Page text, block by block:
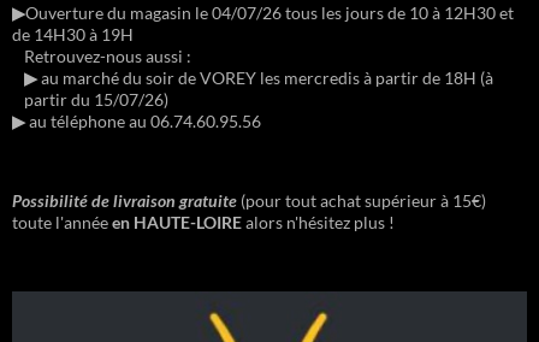
▶︎Ouverture du magasin le 04/07/26 tous les jours de 10 à 12H30 et
de 14H30 à 19H
Retrouvez-nous aussi :
▶︎au marché du soir de VOREY les mercredis à partir de 18H (à
partir du 15/07/26)
▶︎au téléphone au 06.74.60.95.56
Possibilité de livraison gratuite (pour tout achat supérieur à 15€)
toute l'annéeen HAUTE-LOIREalors n'hésitez plus !